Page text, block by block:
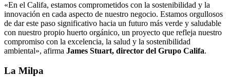
«En el Califa, estamos comprometidos con la sostenibilidad y la
innovación en cada aspecto de nuestro negocio. Estamos orgullosos
de dar este paso significativo hacia un futuro más verde y saludable
con nuestro propio huerto orgánico, un proyecto que refleja nuestro
compromiso con la excelencia, la salud y la sostenibilidad
ambiental», afirma James Stuart, director del Grupo Califa.
La Milpa